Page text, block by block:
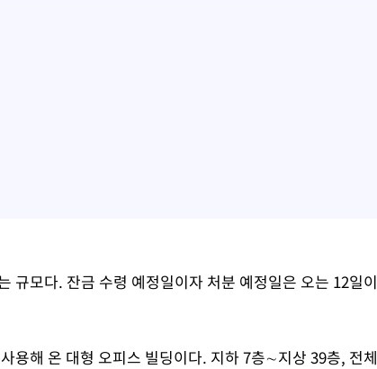
규모다. 잔금 수령 예정일이자 처분 예정일은 오는 12일이
용해 온 대형 오피스 빌딩이다. 지하 7층∼지상 39층, 전체